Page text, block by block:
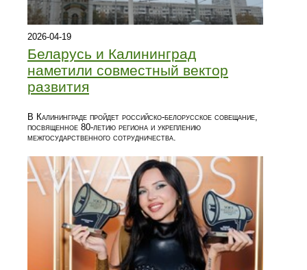
2026-04-19
Беларусь и Калининград
наметили совместный вектор
развития
В Калининграде пройдет российско-белорусское совещание,
посвященное 80-летию региона и укреплению
межгосударственного сотрудничества.